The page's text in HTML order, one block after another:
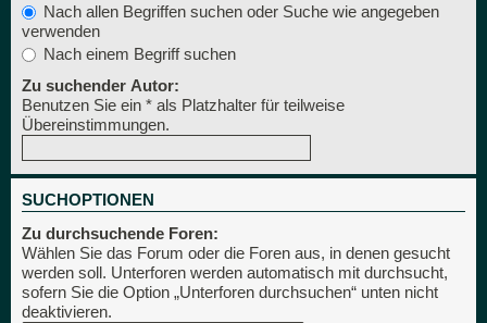
Nach allen Begriffen suchen oder Suche wie angegeben
verwenden
Nach einem Begriff suchen
Zu suchender Autor:
Benutzen Sie ein * als Platzhalter für teilweise
Übereinstimmungen.
SUCHOPTIONEN
Zu durchsuchende Foren:
Wählen Sie das Forum oder die Foren aus, in denen gesucht
werden soll. Unterforen werden automatisch mit durchsucht,
sofern Sie die Option „Unterforen durchsuchen“ unten nicht
deaktivieren.